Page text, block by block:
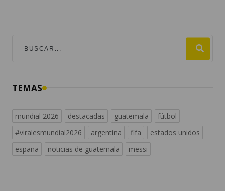
TEMAS
mundial 2026 destacadas guatemala
fútbol
#viralesmundial2026
argentina fifa
estados unidos
españa
noticias de guatemala messi